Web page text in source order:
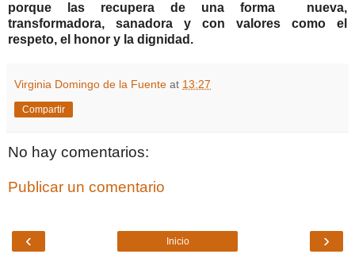
porque las recupera de una forma nueva,
transformadora, sanadora y con valores como el
respeto, el honor y la dignidad.
Virginia Domingo de la Fuente at 13:27
Compartir
No hay comentarios:
Publicar un comentario
‹ ›
Inicio